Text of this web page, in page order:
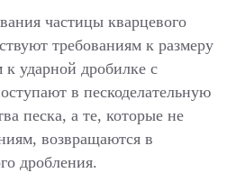
частицы кварцевого
требованиям к размеру
ударной дробилке с
в пескоделательную
песка, а те, которые не
возвращаются в
дробления.